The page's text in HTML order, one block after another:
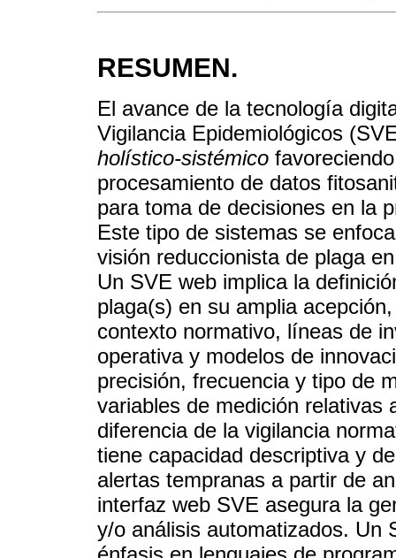
RESUMEN.
El avance de la tecnología
Vigilancia Epidemiológicos
holístico-sistémico
procesamiento de datos
para toma de decisiones en la
Este tipo de sistemas se
visión reduccionista de plaga
Un SVE web implica la
plaga(s) en su amplia
contexto normativo, líneas de
operativa y modelos de
precisión, frecuencia y tipo de
variables de medición relativas
diferencia de la vigilancia
tiene capacidad descriptiva y
alertas tempranas a partir de
interfaz web SVE asegura la
y/o análisis automatizados. Un